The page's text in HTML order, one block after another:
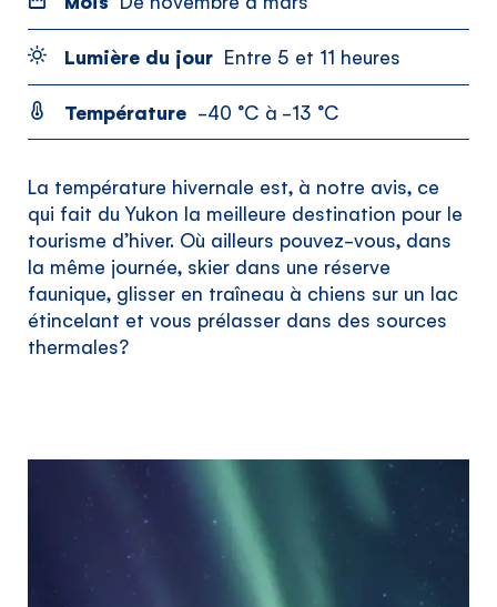
Lumière du jour Entre 5 et 11 heures
Température -40 °C à -13 °C
La température hivernale est, à notre avis, ce
qui fait du Yukon la meilleure destination pour le
tourisme d’hiver. Où ailleurs pouvez-vous, dans
la même journée, skier dans une réserve
faunique, glisser en traîneau à chiens sur un lac
étincelant et vous prélasser dans des sources
thermales?